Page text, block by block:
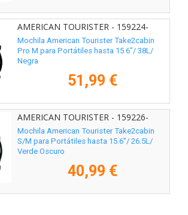
AMERICAN TOURISTER - 159224-
361E
Mochila American Tourister Take2cabin
Pro M para Portátiles hasta 15.6"/ 38L/
Negra
51,99 €
AMERICAN TOURISTER - 159226-
1257
Mochila American Tourister Take2cabin
S/M para Portátiles hasta 15.6"/ 26.5L/
Verde Oscuro
40,99 €